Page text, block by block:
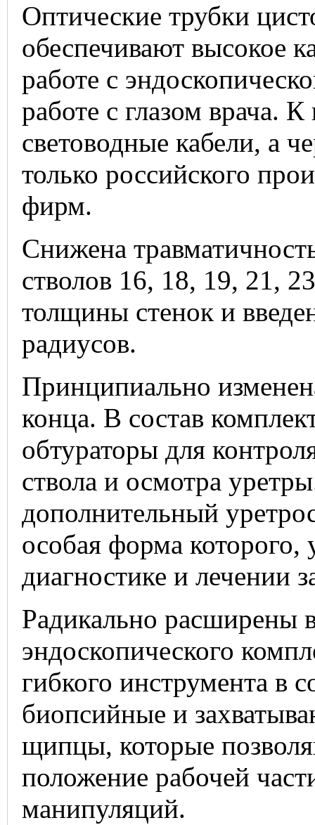
Оптические трубки
обеспечивают высокое
работе с
работе с глазом врача.
световодные кабели, а
только российского
фирм.
Снижена
стволов 16, 18, 19, 21,
толщины стенок и
радиусов.
Принципиально
конца. В состав
обтураторы для
ствола и осмотра
дополнительный
особая форма
диагностике и лечении
Радикально расширены
эндоскопического
гибкого инструмента в
биопсийные и
щипцы, которые
положение рабочей
манипуляций.